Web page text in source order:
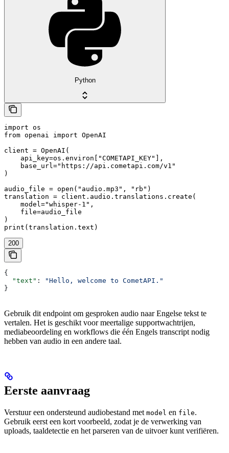
Python
import os
from openai import OpenAI
client = OpenAI(
    api_key=os.environ["COMETAPI_KEY"],
    base_url="https://api.cometapi.com/v1"
)
audio_file = open("audio.mp3", "rb")
translation = client.audio.translations.create(
    model="whisper-1",
    file=audio_file
)
print(translation.text)
200
{
  "text"
:
"Hello, welcome to CometAPI."
}
Gebruik dit endpoint om gesproken audio naar Engelse tekst te
vertalen. Het is geschikt voor meertalige supportwachtrijen,
mediabeoordeling en workflows die één Engels transcript nodig
hebben van audio in een andere taal.
Eerste aanvraag
Verstuur een ondersteund audiobestand met model en file.
Gebruik eerst een kort voorbeeld, zodat je de verwerking van
uploads, taaldetectie en het parseren van de uitvoer kunt verifiëren.